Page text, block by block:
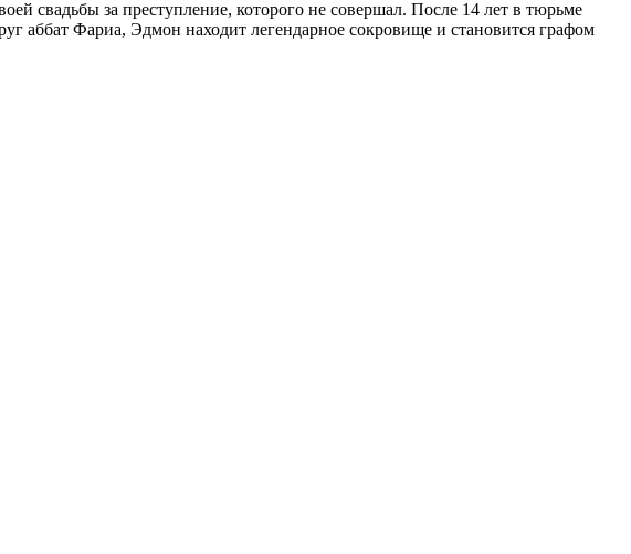
свадьбы за преступление, которого не совершал. После 14 лет в тюрьме
аббат Фариа, Эдмон находит легендарное сокровище и становится графом